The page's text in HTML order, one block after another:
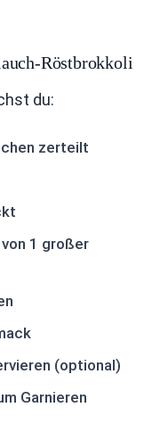
Röstbrokkoli
du:
zerteilt
1 großer
(optional)
Garnieren